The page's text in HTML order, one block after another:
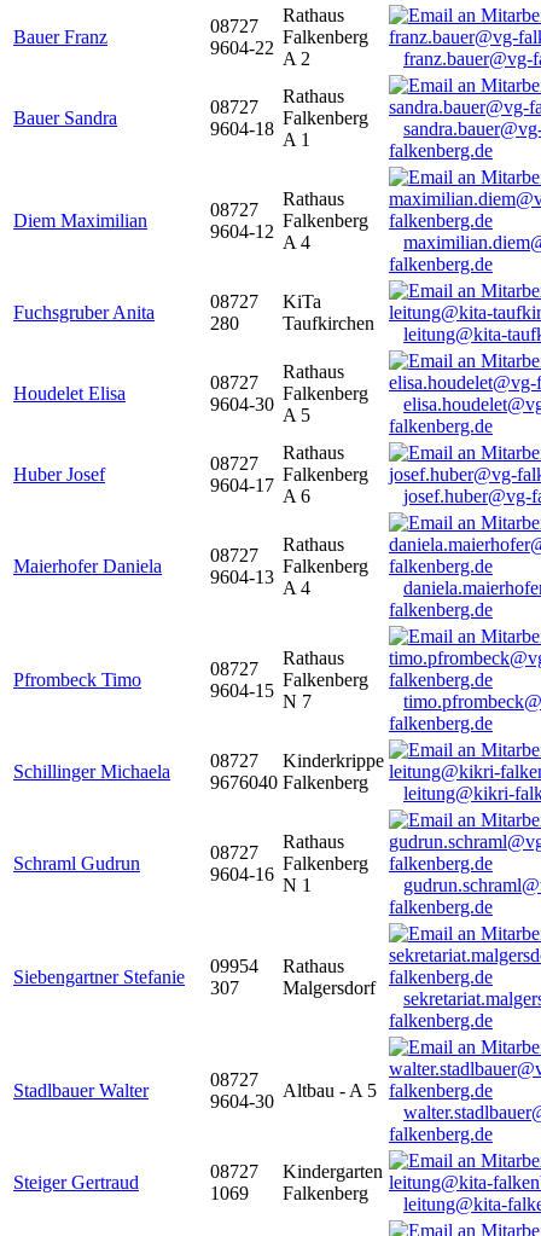
Bauer Franz
08727
9604-22
Rathaus
Falkenberg
A 2
franz.bauer@vg-
Bauer Sandra
08727
9604-18
Rathaus
Falkenberg
A 1
falkenberg.de
Diem Maximilian
08727
9604-12
Rathaus
Falkenberg
A 4
falkenberg.de
Fuchsgruber Anita
08727
280
KiTa
Taufkirchen
leitung@kita-
Houdelet Elisa
08727
9604-30
Rathaus
Falkenberg
A 5
falkenberg.de
Huber Josef
08727
9604-17
Rathaus
Falkenberg
A 6
josef.huber@vg-
Maierhofer Daniela
08727
9604-13
Rathaus
Falkenberg
A 4
falkenberg.de
Pfrombeck Timo
08727
9604-15
Rathaus
Falkenberg
N 7
falkenberg.de
Schillinger Michaela
08727
9676040
Kinderkrippe
Falkenberg
leitung@kikri-
Schraml Gudrun
08727
9604-16
Rathaus
Falkenberg
N 1
falkenberg.de
Siebengartner Stefanie
09954
307
Rathaus
Malgersdorf
falkenberg.de
Stadlbauer Walter
08727
9604-30
Altbau - A 5
falkenberg.de
Steiger Gertraud
08727
1069
Kindergarten
Falkenberg
leitung@kita-